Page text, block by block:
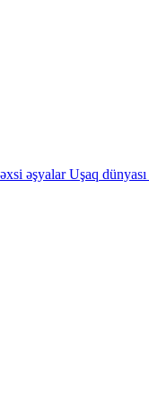
əşyalar Uşaq dünyası